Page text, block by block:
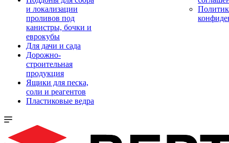
и локализации
проливов под
канистры, бочки и
еврокубы
Для дачи и сада
Дорожно-
строительная
продукция
Ящики для песка,
соли и реагентов
Пластиковые ведра